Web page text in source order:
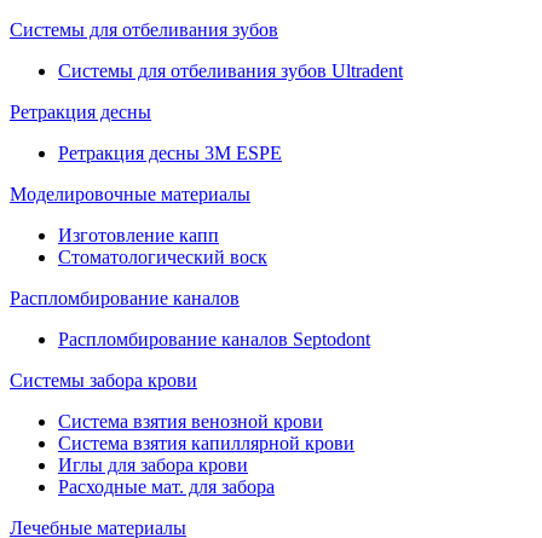
Системы для отбеливания зубов
Системы для отбеливания зубов Ultradent
Ретракция десны
Ретракция десны 3M ESPE
Моделировочные материалы
Изготовление капп
Стоматологический воск
Распломбирование каналов
Распломбирование каналов Septodont
Системы забора крови
Система взятия венозной крови
Система взятия капиллярной крови
Иглы для забора крови
Расходные мат. для забора
Лечебные материалы